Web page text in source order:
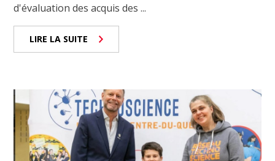
d'évaluation des acquis des ...
LIRE LA SUITE